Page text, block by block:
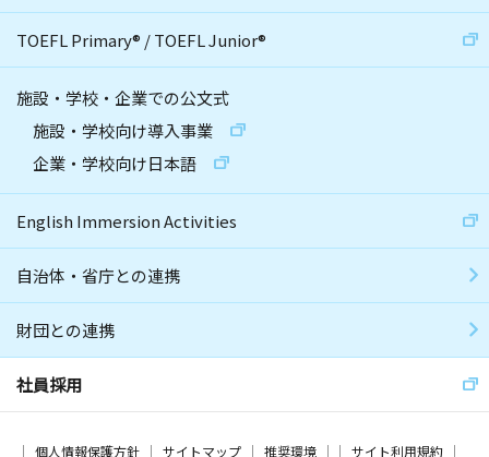
TOEFL Primary® /TOEFL Junior®
施設・学校・企業での公文式
施設・学校向け導入事業
企業・学校向け日本語
English Immersion Activities
自治体・省庁との連携
財団との連携
社員採用
個人情報保護方針 サイトマップ 推奨環境 サイト利用規約